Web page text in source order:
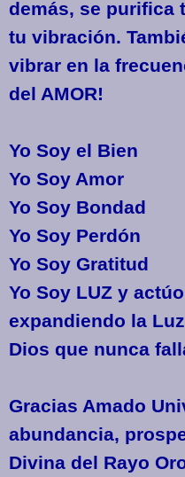
demás, se purifica
tu vibración.
vibrar en la
del AMOR!
Yo Soy el Bien
Yo Soy Amor
Yo Soy Bondad
Yo Soy Perdón
Yo Soy Gratitud
Yo Soy LUZ y
expandiendo la
Dios que nunca
Gracias Amado
abundancia,
Divina del Rayo